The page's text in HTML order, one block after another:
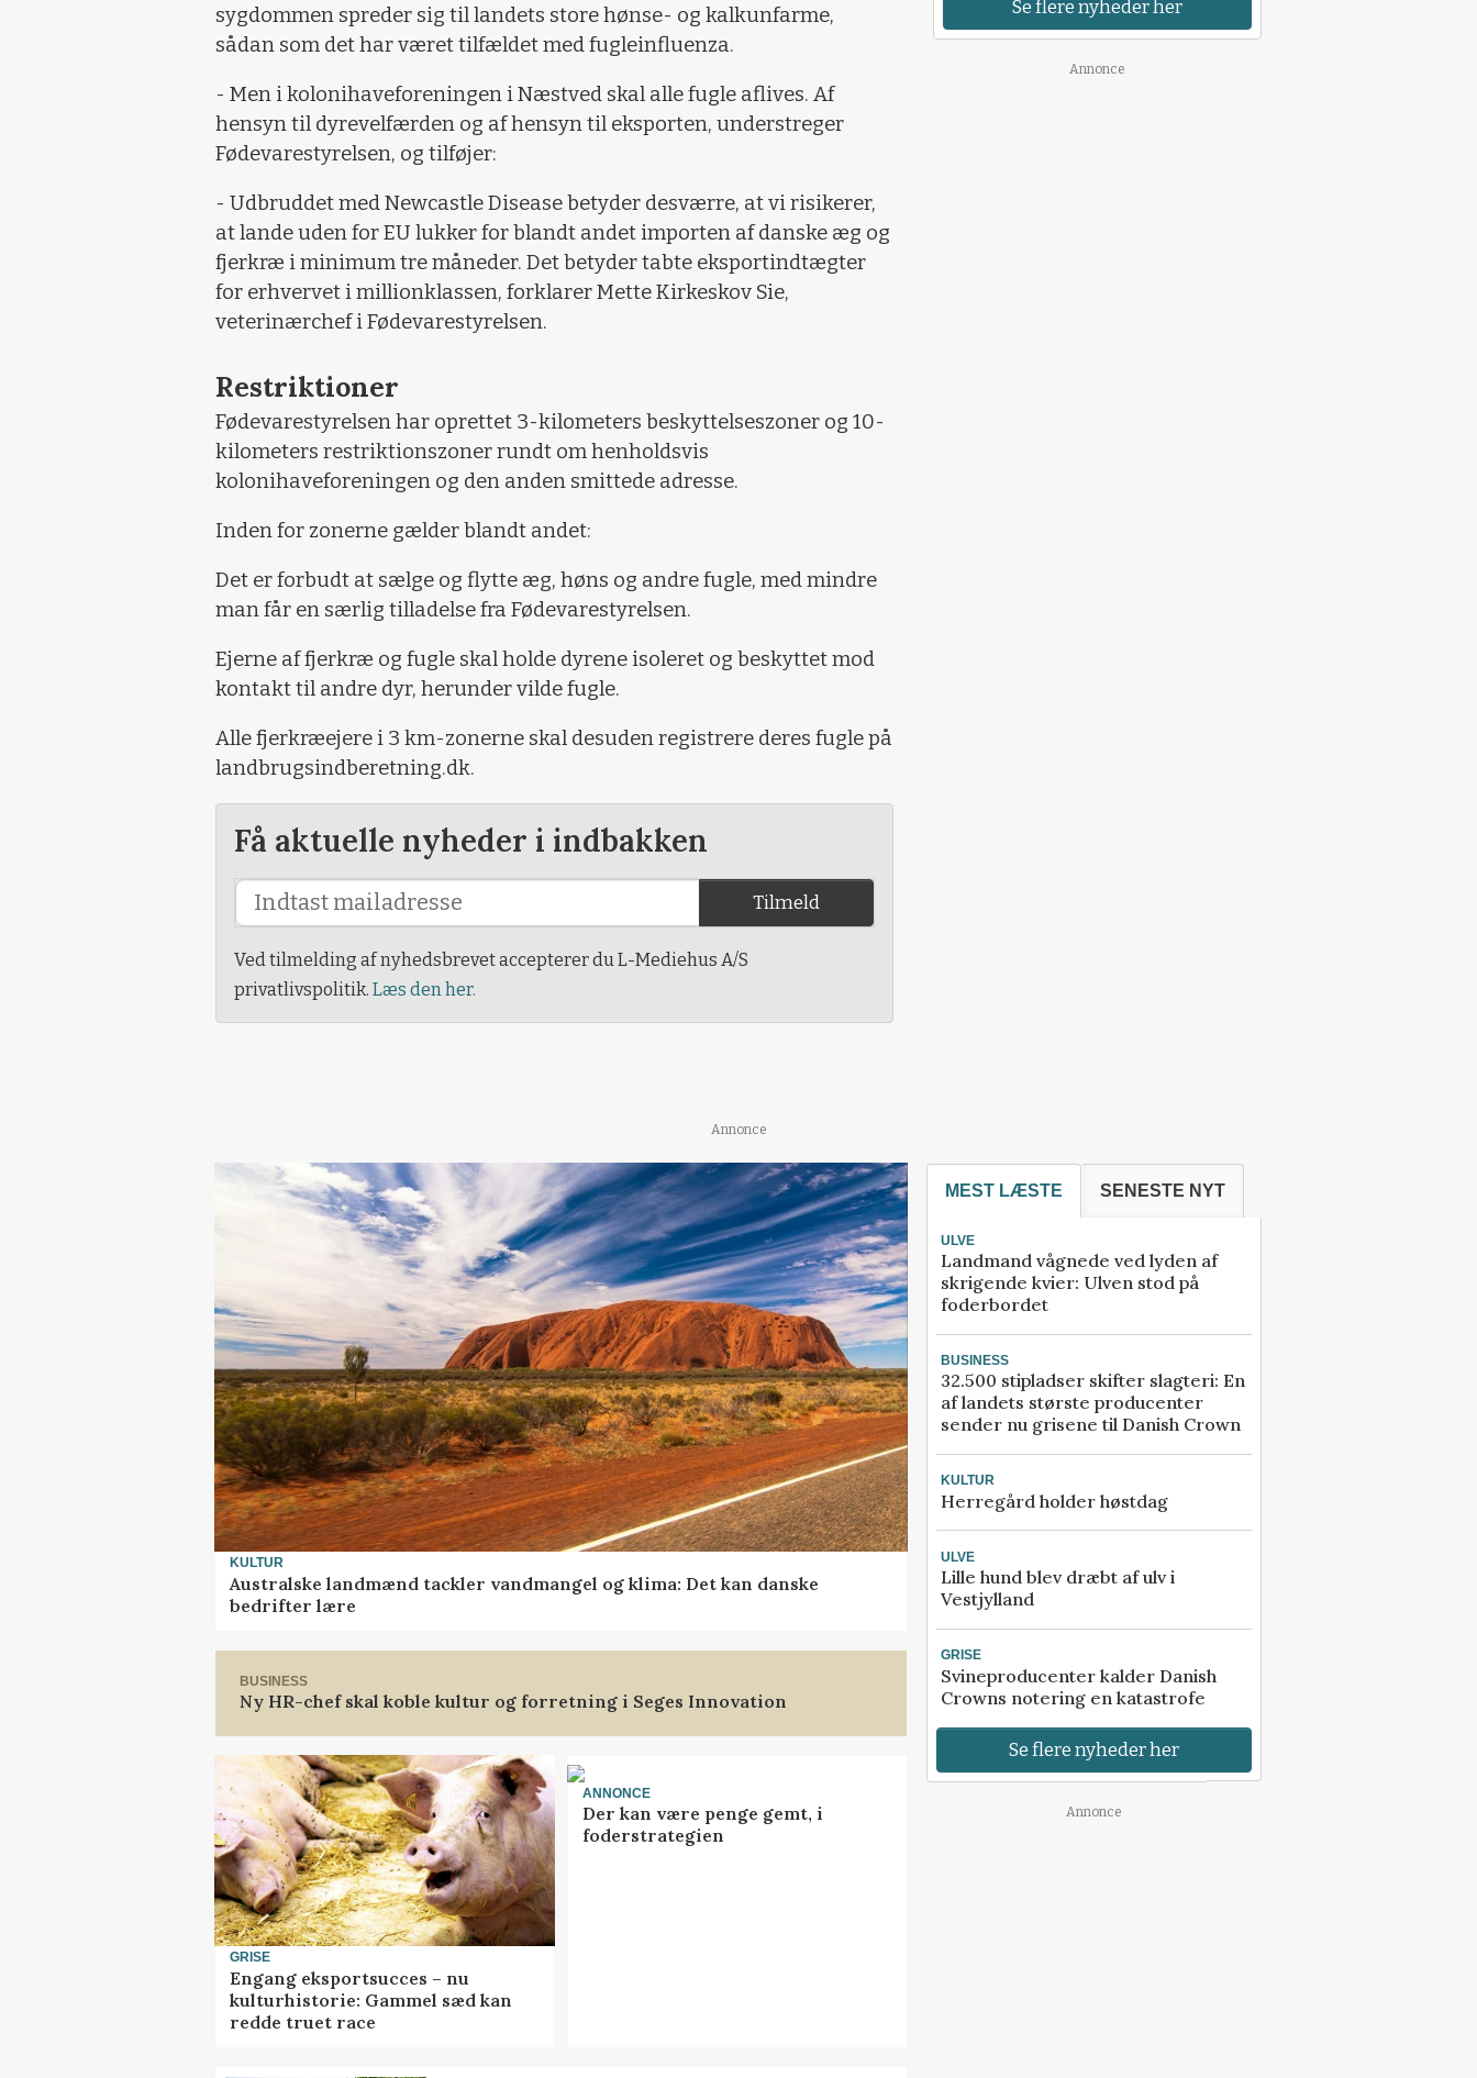
sygdommen spreder sig til landets store hønse- og kalkunfarme,
sådan som det har været tilfældet med fugleinfluenza.
- Men i kolonihaveforeningen i Næstved skal alle fugle aflives. Af
hensyn til dyrevelfærden og af hensyn til eksporten, understreger
Fødevarestyrelsen, og tilføjer:
- Udbruddet med Newcastle Disease betyder desværre, at vi risikerer,
at lande uden for EU lukker for blandt andet importen af danske æg og
fjerkræ i minimum tre måneder. Det betyder tabte eksportindtægter
for erhvervet i millionklassen, forklarer Mette Kirkeskov Sie,
veterinærchef i Fødevarestyrelsen.
Restriktioner
Fødevarestyrelsen har oprettet 3-kilometers beskyttelseszoner og 10-
kilometers restriktionszoner rundt om henholdsvis
kolonihaveforeningen og den anden smittede adresse.
Inden for zonerne gælder blandt andet:
Det er forbudt at sælge og flytte æg, høns og andre fugle, med mindre
man får en særlig tilladelse fra Fødevarestyrelsen.
Ejerne af fjerkræ og fugle skal holde dyrene isoleret og beskyttet mod
kontakt til andre dyr, herunder vilde fugle.
Alle fjerkræejere i 3 km-zonerne skal desuden registrere deres fugle på
landbrugsindberetning.dk.
Få aktuelle nyheder i indbakken
Tilmeld
Ved tilmelding af nyhedsbrevet accepterer du L-Mediehus A/S
privatlivspolitik. Læs den her.
Se flere nyheder her
Annonce
Annonce
KULTUR
Australske landmænd tackler vandmangel og klima: Det kan danske
bedrifter lære
BUSINESS
Ny HR-chef skal koble kultur og forretning i Seges Innovation
GRISE
Engang eksportsucces – nu
kulturhistorie: Gammel sæd kan
redde truet race
ANNONCE
Der kan være penge gemt, i
foderstrategien
MEST LÆSTE SENESTE NYT
ULVE
Landmand vågnede ved lyden af
skrigende kvier: Ulven stod på
foderbordet
BUSINESS
32.500 stipladser skifter slagteri: En
af landets største producenter
sender nu grisene til Danish Crown
KULTUR
Herregård holder høstdag
ULVE
Lille hund blev dræbt af ulv i
Vestjylland
GRISE
Svineproducenter kalder Danish
Crowns notering en katastrofe
Se flere nyheder her
Annonce